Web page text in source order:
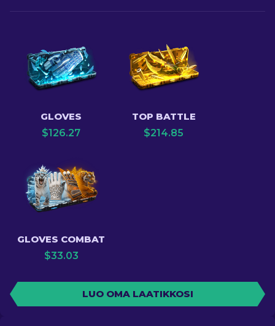
GLOVES
$126.27
TOP BATTLE
$214.85
GLOVES COMBAT
$33.03
LUO OMA LAATIKKOSI